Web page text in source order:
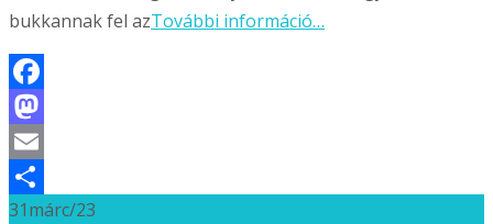
bukkannak fel azTovábbi információ…
Facebook
Mastodon
Email
Ossza
31márc/23